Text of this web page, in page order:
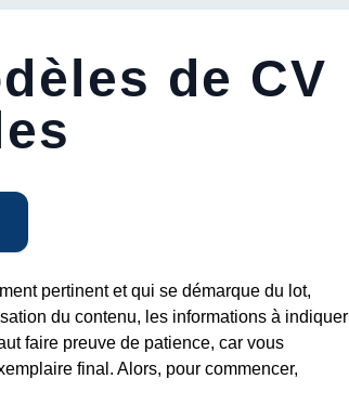
de CV
pertinent et qui se démarque du lot,
du contenu, les informations à indiquer
faire preuve de patience, car vous
final. Alors, pour commencer,